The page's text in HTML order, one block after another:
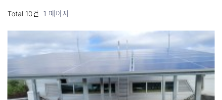
Total 10건 1 페이지